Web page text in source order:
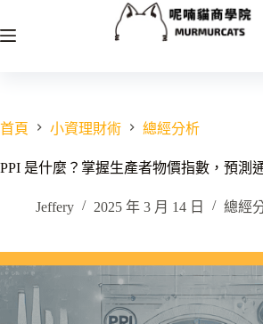
至
容
首頁 小資理財術 總經分析
PPI 是什麼？掌握生產者物價指數，預測
Jeffery 2025 年 3 月 14 日 總經